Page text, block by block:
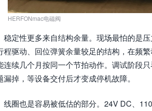
HERFONmac电磁阀
稳定性更多来自结构余量。现场最怕的是
程驱动、回位弹簧余量较足的结构，在频
连续几个月按同一个节拍动作。调试阶段
漏掉，等设备交付后才变成停机故障。
线圈也是容易被低估的部分。24V DC、